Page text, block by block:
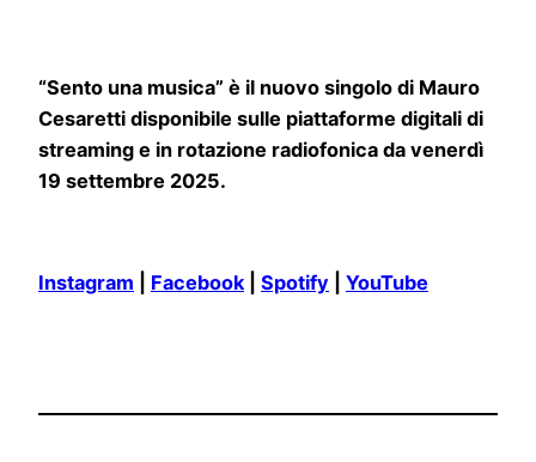
“Sento una musica” è il nuovo singolo di Mauro
Cesaretti disponibile sulle piattaforme digitali di
streaming e in rotazione radiofonica da venerdì
19 settembre 2025.
Instagram Facebook Spotify YouTube